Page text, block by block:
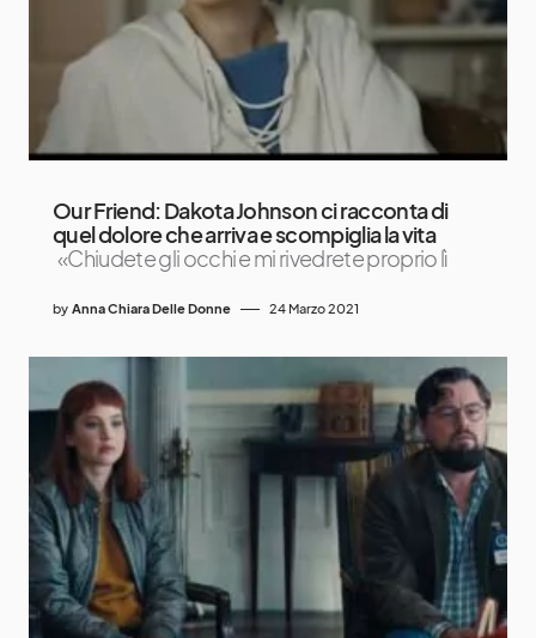
Our Friend: Dakota Johnson ci racconta di
quel dolore che arriva e scompiglia la vita
«Chiudete gli occhi e mi rivedrete proprio lì
by Anna Chiara Delle Donne 24 Marzo 2021